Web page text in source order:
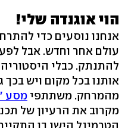
הוי אוגנדה שלי!
אנחנו נוסעים כדי
עולם אחר וחדש. אבל
להתנתק. כבלי
אותנו בכל מקום ויש
מהמרחק. משתתפי מסע
מקרוב את הרעיון של